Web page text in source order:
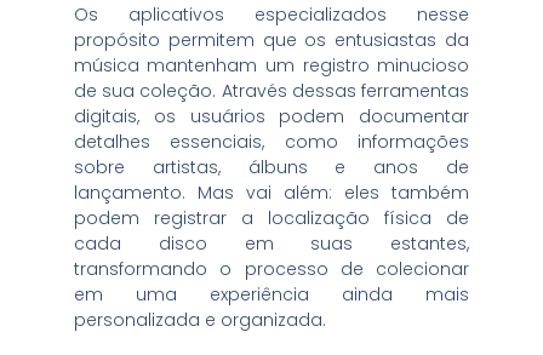
Os aplicativos especializados nesse
propósito permitem que os entusiastas da
música mantenham um registro minucioso
de sua coleção. Através dessas ferramentas
digitais, os usuários podem documentar
detalhes essenciais, como informações
sobre artistas, álbuns e anos de
lançamento. Mas vai além: eles também
podem registrar a localização física de
cada disco em suas estantes,
transformando o processo de colecionar
em uma experiência ainda mais
personalizada e organizada.